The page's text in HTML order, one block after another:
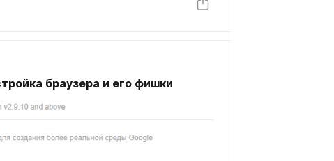
браузера и его фишки